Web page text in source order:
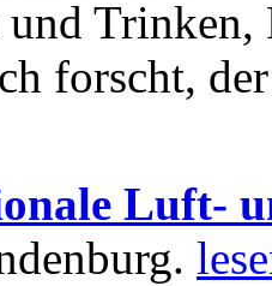
und
forscht,
Luft-